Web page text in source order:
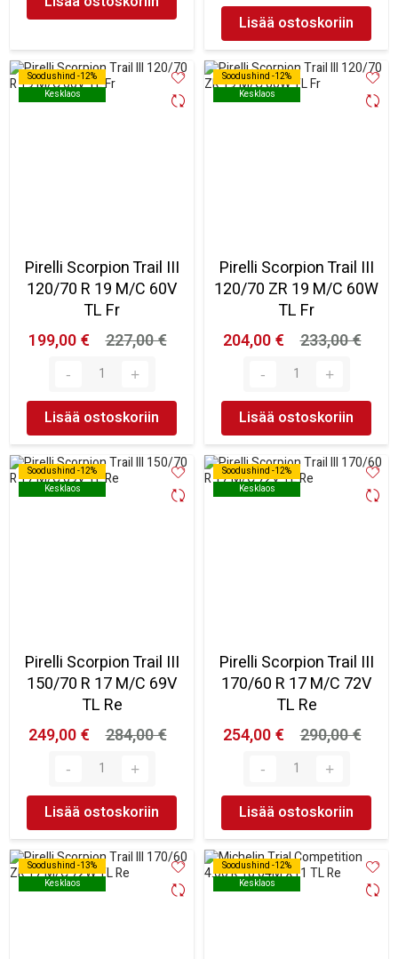
Lisää ostoskoriin
Soodushind -12%
Kesklaos
Soodushind -12%
Kesklaos
Pirelli Scorpion Trail III
120/70 R 19 M/C 60V
TL Fr
199,00 €
227,00 €
Lisää ostoskoriin
Soodushind -12%
Kesklaos
Soodushind -12%
Kesklaos
Pirelli Scorpion Trail III
120/70 ZR 19 M/C 60W
TL Fr
204,00 €
233,00 €
Lisää ostoskoriin
Soodushind -12%
Kesklaos
Soodushind -12%
Kesklaos
Pirelli Scorpion Trail III
150/70 R 17 M/C 69V
TL Re
249,00 €
284,00 €
Lisää ostoskoriin
Soodushind -12%
Kesklaos
Soodushind -12%
Kesklaos
Pirelli Scorpion Trail III
170/60 R 17 M/C 72V
TL Re
254,00 €
290,00 €
Lisää ostoskoriin
Soodushind -13%
Kesklaos
Soodushind -13%
Kesklaos
Soodushind -12%
Kesklaos
Soodushind -12%
Kesklaos